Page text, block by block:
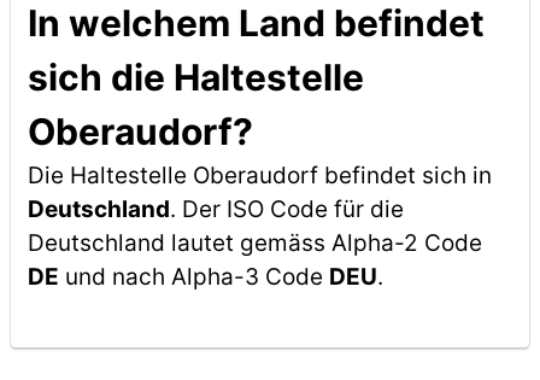
In welchem Land befindet
sich die Haltestelle
Oberaudorf?
Die Haltestelle Oberaudorf befindet sich in
Deutschland. Der ISO Code für die
Deutschland lautet gemäss Alpha-2 Code
DE und nach Alpha-3 Code DEU.